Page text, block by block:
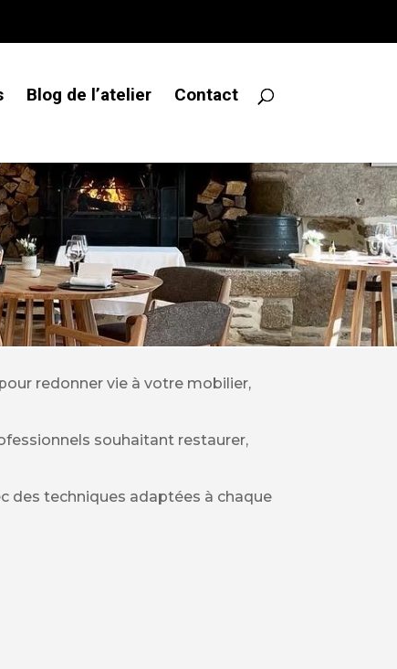
Blog de l’atelier Contact
redonner vie à votre mobilier,
souhaitant restaurer,
des techniques adaptées à chaque